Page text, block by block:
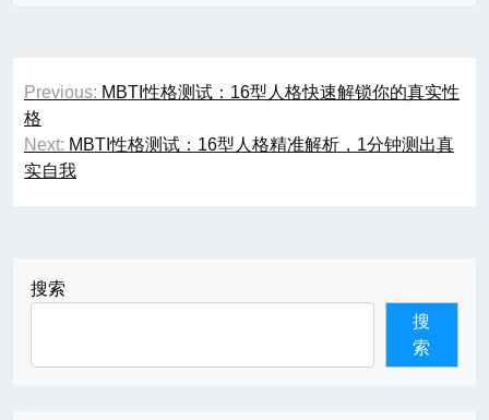
文
章
导
Previous: MBTI性格测试：16型人格快速解锁你的真实性
格
Next: MBTI性格测试：16型人格精准解析，1分钟测出真
实自我
搜索
搜
索